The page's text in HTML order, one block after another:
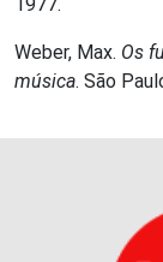
Weber, Max. Os
música. São